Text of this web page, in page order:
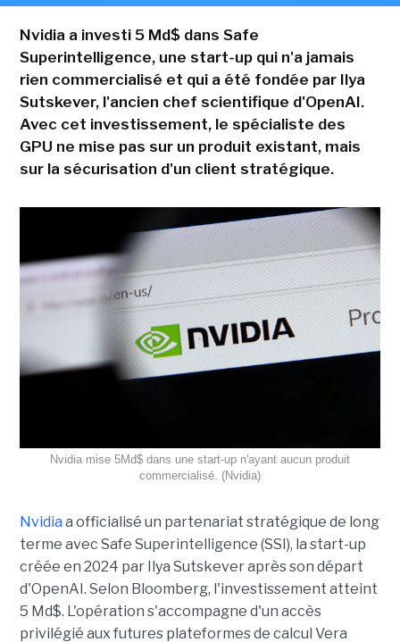
Nvidia a investi 5 Md$ dans Safe
Superintelligence, une start-up qui n'a jamais
rien commercialisé et qui a été fondée par Ilya
Sutskever, l'ancien chef scientifique d'OpenAI.
Avec cet investissement, le spécialiste des
GPU ne mise pas sur un produit existant, mais
sur la sécurisation d'un client stratégique.
Nvidia mise 5Md$ dans une start-up n'ayant aucun produit
commercialisé. (Nvidia)
Nvidia a officialisé un partenariat stratégique de long
terme avec Safe Superintelligence (SSI), la start-up
créée en 2024 par Ilya Sutskever après son départ
d'OpenAI. Selon Bloomberg, l'investissement atteint
5 Md$. L'opération s'accompagne d'un accès
privilégié aux futures plateformes de calcul Vera